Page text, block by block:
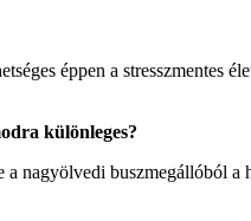
éppen a
különleges?
nagyölvedi buszmegállóból a